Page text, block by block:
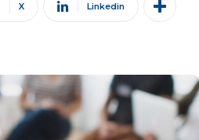
X Linkedin